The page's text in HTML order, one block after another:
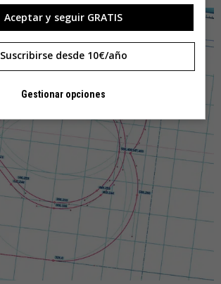
Aceptar y seguir GRATIS
Suscribirse desde 10€/año
Gestionar opciones